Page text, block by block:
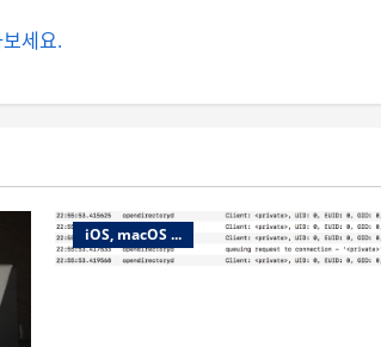
세요.
iOS, macOS ...